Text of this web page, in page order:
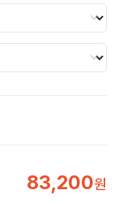
83,200원